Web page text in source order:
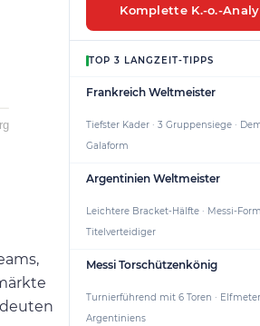
Komplette K.-o.-
TOP 3 LANGZEIT-TIPPS
Frankreich Weltmeister
Tiefster Kader · 3 Gruppensiege ·
Galaform
Argentinien Weltmeister
Leichtere Bracket-Hälfte · Messi-Form
Titelverteidiger
Messi Torschützenkönig
Turnierführend mit 6 Toren ·
Argentiniens